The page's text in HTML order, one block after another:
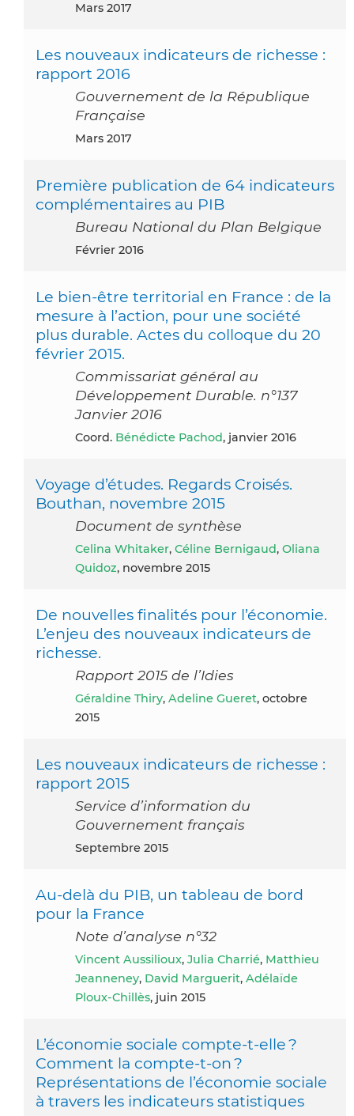
mars 2017
Les nouveaux indicateurs de richesse :
rapport 2016
Gouvernement de la République
Française
mars 2017
Première publication de 64 indicateurs
complémentaires au PIB
Bureau National du Plan Belgique
février 2016
Le bien-être territorial en France : de la
mesure à l’action, pour une société
plus durable. Actes du colloque du 20
février 2015.
Commissariat général au
Développement Durable. n°137
Janvier 2016
coord. Bénédicte Pachod, janvier 2016
Voyage d’études. Regards Croisés.
Bouthan, novembre 2015
Document de synthèse
Celina Whitaker, Céline Bernigaud, Oliana
Quidoz, novembre 2015
De nouvelles finalités pour l’économie.
L’enjeu des nouveaux indicateurs de
richesse.
Rapport 2015 de l’Idies
Géraldine Thiry, Adeline Gueret, octobre
2015
Les nouveaux indicateurs de richesse :
rapport 2015
Service d’information du
Gouvernement français
septembre 2015
Au-delà du PIB, un tableau de bord
pour la France
Note d’analyse n°32
Vincent Aussilioux, Julia Charrié, Matthieu
Jeanneney, David Marguerit, Adélaïde
Ploux-Chillès, juin 2015
L’économie sociale compte-t-elle ?
Comment la compte-t-on ?
Représentations de l’économie sociale
à travers les indicateurs statistiques